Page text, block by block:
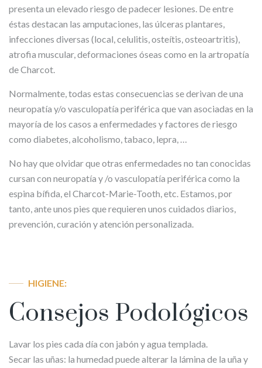
presenta un elevado riesgo de padecer lesiones. De entre
éstas destacan las amputaciones, las úlceras plantares,
infecciones diversas (local, celulitis, osteítis, osteoartritis),
atrofia muscular, deformaciones óseas como en la artropatía
de Charcot.
Normalmente, todas estas consecuencias se derivan de una
neuropatía y/o vasculopatía periférica que van asociadas en la
mayoría de los casos a enfermedades y factores de riesgo
como diabetes, alcoholismo, tabaco, lepra, …
No hay que olvidar que otras enfermedades no tan conocidas
cursan con neuropatía y /o vasculopatía periférica como la
espina bífida, el Charcot-Marie-Tooth, etc. Estamos, por
tanto, ante unos pies que requieren unos cuidados diarios,
prevención, curación y atención personalizada.
HIGIENE:
Consejos Podológicos
Lavar los pies cada día con jabón y agua templada.
Secar las uñas: la humedad puede alterar la lámina de la uña y